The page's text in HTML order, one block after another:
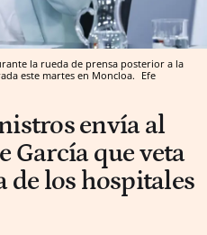
la rueda de prensa posterior a la
este martes en Moncloa. Efe
envía al
García que veta
de los hospitales